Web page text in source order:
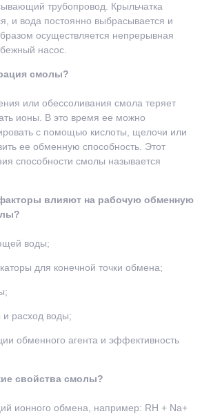
трубопровод. Крыльчатка
и вода постоянно выбрасывается и
осуществляется непрерывная
насос.
смолы?
или обессоливания смола теряет
ионы. В это время ее можно
с помощью кислоты, щелочи или
ее обменную способность. Этот
способности смолы называется
влияют на рабочую обменную
воды;
для конечной точки обмена;
расход воды;
обменного агента и эффективность
свойства смолы?
ионного обмена, например: RH + Na+